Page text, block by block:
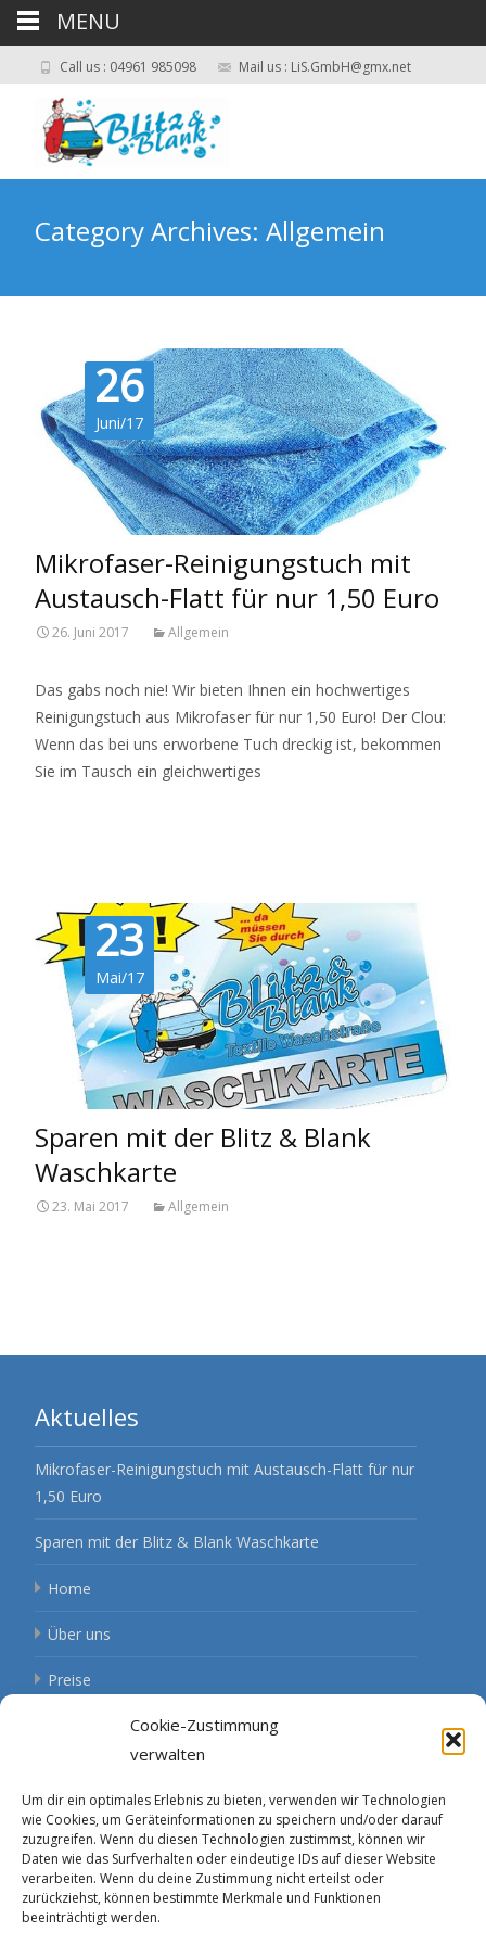
Cookie-Zustimmung
verwalten
Um dir ein optimales Erlebnis zu bieten, verwenden wir Technologien
wie Cookies, um Geräteinformationen zu speichern und/oder darauf
zuzugreifen. Wenn du diesen Technologien zustimmst, können wir
Daten wie das Surfverhalten oder eindeutige IDs auf dieser Website
verarbeiten. Wenn du deine Zustimmung nicht erteilst oder
zurückziehst, können bestimmte Merkmale und Funktionen
beeinträchtigt werden.
Call us : 04961 985098 Mail us : LiS.GmbH@gmx.net
Category Archives: Allgemein
26
Juni/17
Mikrofaser-Reinigungstuch mit
Austausch-Flatt für nur 1,50 Euro
26. Juni 2017 Allgemein
Das gabs noch nie! Wir bieten Ihnen ein hochwertiges
Reinigungstuch aus Mikrofaser für nur 1,50 Euro! Der Clou:
Wenn das bei uns erworbene Tuch dreckig ist, bekommen
Sie im Tausch ein gleichwertiges
23
Mai/17
Sparen mit der Blitz & Blank
Waschkarte
23. Mai 2017 Allgemein
Aktuelles
Mikrofaser-Reinigungstuch mit Austausch-Flatt für nur
1,50 Euro
Sparen mit der Blitz & Blank Waschkarte
Home
Über uns
Preise
Öffnungszeiten
Kontakt
Routenplaner
Impressum
MENU